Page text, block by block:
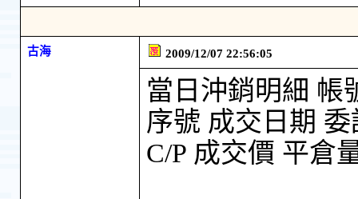
古海 2009/12/07 22:56:05
當日沖銷明細 帳
序號 成交日期
C/P 成交價 平倉